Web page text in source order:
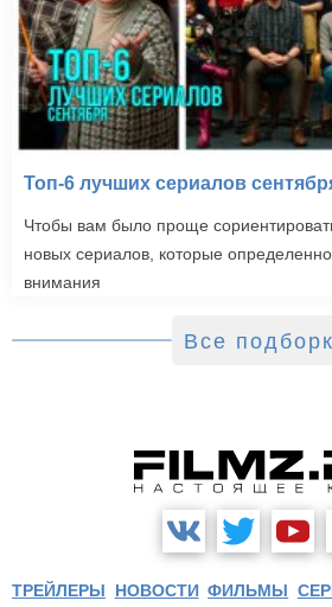
Топ-6 лучших сериалов
Чтобы вам было проще
новых сериалов, которые
внимания
Все
ТРЕЙЛЕРЫ НОВОСТИ ФИЛЬМЫ